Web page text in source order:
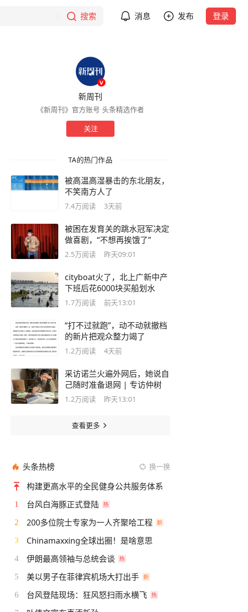
搜索 消息 发布 登录
新周刊
《新周刊》官方账号 头条精选作者
关注
TA的热门作品
被高温高湿暴击的东北朋友，
不笑南方人了
7.4万阅读 3天前
被困在发育关的跳水冠军决定
做喜剧，“不想再挨饿了”
2.5万阅读 昨天09:01
cityboat火了，北上广新中产
下班后花6000块买船划水
1.7万阅读 前天13:01
“打不过就跑”，动不动就撤档
的新片把观众整力竭了
1.2万阅读 4天前
采访诺兰火遍外网后，她说自
己随时准备退网 | 专访仲树
1.2万阅读 昨天13:01
查看更多
头条热榜 换一换
构建更高水平的全民健身公共服务体系
1 台风白海豚正式登陆
2 200多位院士专家为一人齐聚哈工程
3 Chinamaxxing全球出圈！是啥意思
4 伊朗最高领袖与总统会谈
5 美以男子在菲律宾机场大打出手
6 台风登陆现场：狂风怒扫雨水横飞